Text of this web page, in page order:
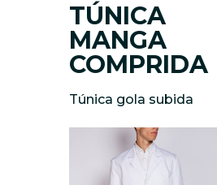
TÚNICA
MANGA
COMPRIDA
Túnica gola subida